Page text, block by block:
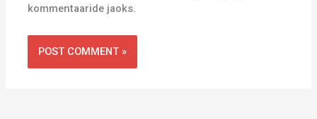
kommentaaride jaoks.